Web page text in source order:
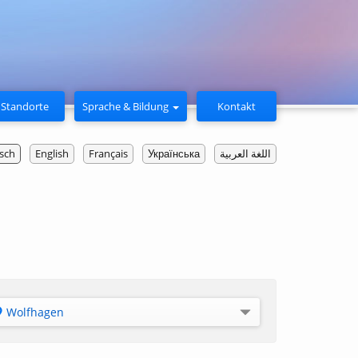
Standorte Sprache & Bildung Kontakt
اللغة العربية Українська
Français
English
Wolfhagen